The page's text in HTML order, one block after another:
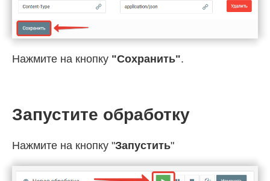
Нажмите на кнопку "Сохранить".
Запустите обработку
Нажмите на кнопку "Запустить"